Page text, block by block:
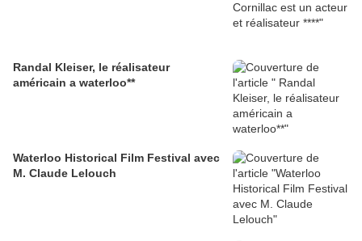
Randal Kleiser, le réalisateur
américain a waterloo**
Waterloo Historical Film Festival avec
M. Claude Lelouch